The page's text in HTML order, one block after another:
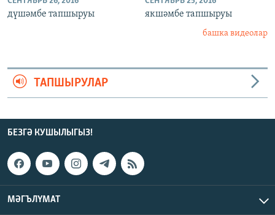
дүшәмбе тапшыруы якшәмбе тапшыруы
башка видеолар
ТАПШЫРУЛАР
БЕЗГӘ КУШЫЛЫГЫЗ!
МӘГЪЛҮМАТ